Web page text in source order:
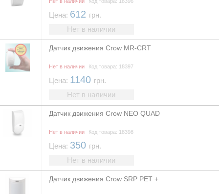
Цена: 612 грн.
Нет в наличии
Датчик движения Crow MR-CRT
Нет в наличии Код товара: 18397
Цена: 1140 грн.
Нет в наличии
Датчик движения Crow NEO QUAD
Нет в наличии Код товара: 18398
Цена: 350 грн.
Нет в наличии
Датчик движения Crow SRP PET +